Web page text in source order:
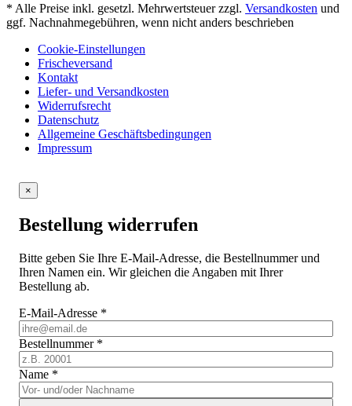
* Alle Preise inkl. gesetzl. Mehrwertsteuer zzgl. Versandkosten und
ggf. Nachnahmegebühren, wenn nicht anders beschrieben
Cookie-Einstellungen
Frischeversand
Kontakt
Liefer- und Versandkosten
Widerrufsrecht
Datenschutz
Allgemeine Geschäftsbedingungen
Impressum
×
Bestellung widerrufen
Bitte geben Sie Ihre E-Mail-Adresse, die Bestellnummer und
Ihren Namen ein. Wir gleichen die Angaben mit Ihrer
Bestellung ab.
E-Mail-Adresse *
Bestellnummer *
Name *